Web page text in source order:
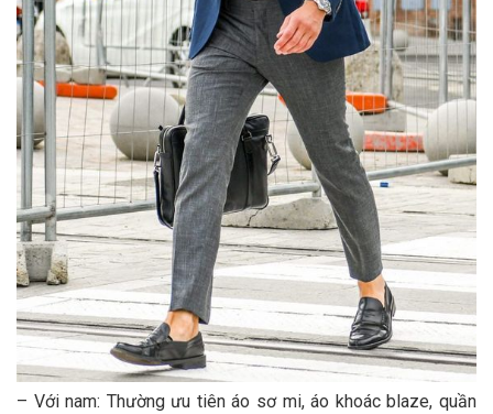
– Với nam: Thường ưu tiên áo sơ mi, áo khoác blaze, quần